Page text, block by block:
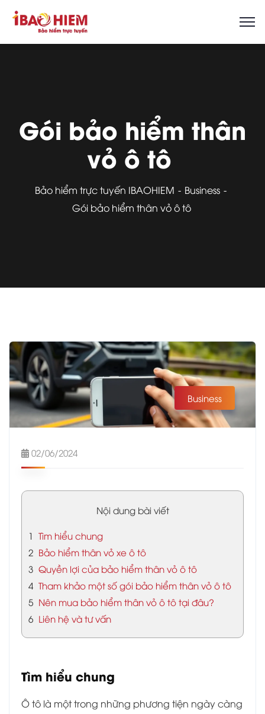
Gói bảo hiểm thân
vỏ ô tô
Bảo hiểm trực tuyến IBAOHIEM
Business
Gói bảo hiểm thân vỏ ô tô
Business
02/06/2024
Nội dung bài viết
1 Tìm hiểu chung
2 Bảo hiểm thân vỏ xe ô tô
3 Quyền lợi của bảo hiểm thân vỏ ô tô
4 Tham khảo một số gói bảo hiểm thân vỏ ô tô
5 Nên mua bảo hiểm thân vỏ ô tô tại đâu?
6 Liên hệ và tư vấn
Tìm hiểu chung
Ô tô là một trong những phương tiện ngày càng